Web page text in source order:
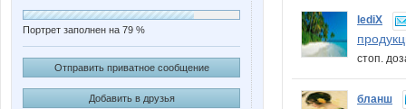
Портрет заполнен на 79 %
Отправить приватное сообщение
Добавить в друзья
lediX
стоп.
бланш